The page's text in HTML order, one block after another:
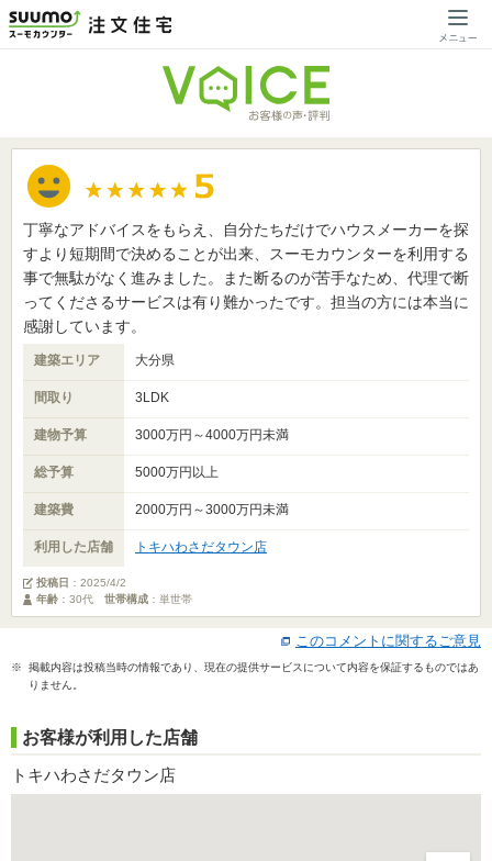
丁寧なアドバイスをもらえ、自分たちだけでハウスメーカーを探
すより短期間で決めることが出来、スーモカウンターを利用する
事で無駄がなく進みました。また断るのが苦手なため、代理で断
ってくださるサービスは有り難かったです。担当の方には本当に
感謝しています。
建築エリア 大分県
間取り 3LDK
建物予算 3000万円～4000万円未満
総予算 5000万円以上
建築費 2000万円～3000万円未満
利用した店舗 トキハわさだタウン店
投稿日 ： 2025/4/2
年齢 ：30代 世帯構成 ：単世帯
このコメントに関するご意見
※ 掲載内容は投稿当時の情報であり、現在の提供サービスについて内容を保証するものではあ
りません。
お客様が利用した店舗
トキハわさだタウン店